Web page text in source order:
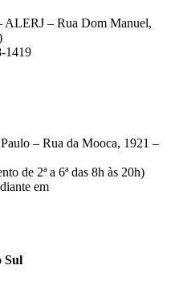
ALERJ – Rua Dom Manuel,
1419
– Rua da Mooca, 1921 –
de 2ª a 6ª das 8h às 20h)
em
Sul